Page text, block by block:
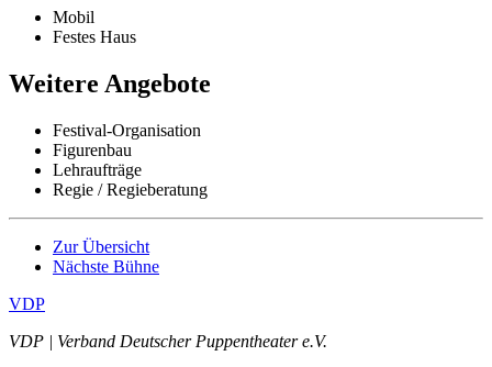
Mobil
Festes Haus
Weitere Angebote
Festival-Organisation
Figurenbau
Lehraufträge
Regie / Regieberatung
Zur Übersicht
Nächste Bühne
VDP
VDP | Verband Deutscher Puppentheater e.V.